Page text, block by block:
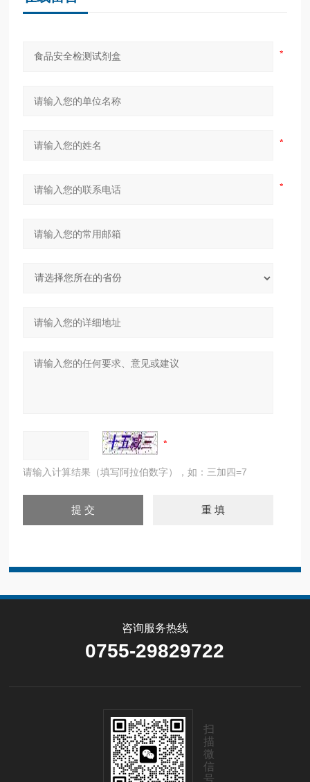
请输入计算结果（填写阿拉伯数字），如：三加四=7
咨询服务热线
0755-29829722
扫
描
微
信
号